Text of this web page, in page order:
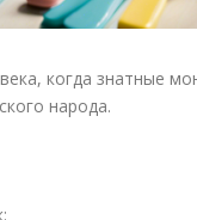
когда знатные
народа.